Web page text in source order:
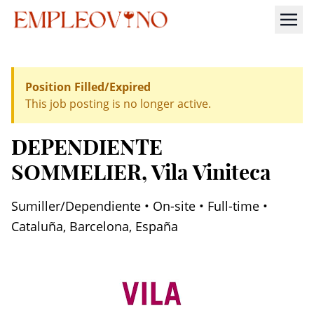
Position Filled/Expired
This job posting is no longer active.
DEPENDIENTE
SOMMELIER, Vila Viniteca
Sumiller/Dependiente • On-site • Full-time •
Cataluña, Barcelona, España